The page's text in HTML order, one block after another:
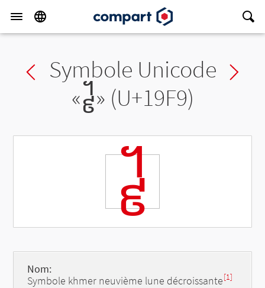
Previous char
Symbole Unicode
«᧹» (U+19F9)
᧹
Nom:
Symbole khmer neuvième lune décroissante[1]